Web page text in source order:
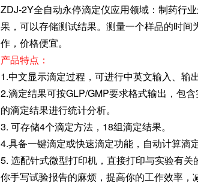
ZDJ-2Y全自动永停滴定仪应用领域：制药行
果，可以存储测试结果。测量一个样品的时
作，价格便宜。
产品特点：
1.中文显示滴定过程，可进行中英文输入、输出
2.滴定结果可按GLP/GMP要求格式输出，包
的滴定结果进行统计分析。
3. 可存储4个滴定方法，18组滴定结果。
4.具备一键滴定或快速滴定功能，自动计算滴定
5. 选配针式微型打印机，直接打印与实验有
你手写试验报告的麻烦，提高你的工作效率，